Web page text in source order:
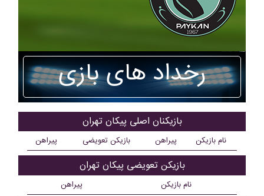
رخداد های بازی
بازیکنان اصلی پيکان تهران
نام بازیکن پیراهن بازیکن تعویضی پیراهن
بازیکن تعویضی پيکان تهران
نام بازیکن پیراهن